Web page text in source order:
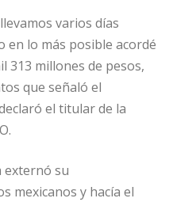
varios días
lo más posible acordé
313 millones de pesos,
que señaló el
el titular de la
externó su
mexicanos y hacía el